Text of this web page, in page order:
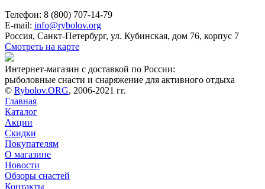
Телефон: 8 (800) 707-14-79
E-mail: info@rybolov.org
Россия, Санкт-Петербург, ул. Кубинская, дом 76, корпус 7
Смотреть на карте
Интернет-магазин с доставкой по России:
рыболовные снасти и снаряжение для активного отдыха
© Rybolov.ORG, 2006-2021 гг.
Главная
Каталог
Акции
Скидки
Покупателям
О магазине
Новости
Обзоры снастей
Контакты